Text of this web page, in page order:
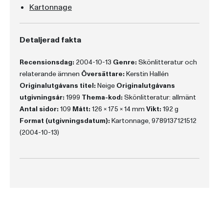
Kartonnage
Detaljerad fakta
Recensionsdag: 2004-10-13 Genre: Skönlitteratur och
relaterande ämnen Översättare: Kerstin Hallén
Originalutgåvans titel: Neige Originalutgåvans
utgivningsår: 1999 Thema-kod: Skönlitteratur: allmänt
Antal sidor: 109 Mått: 126 x 175 x 14 mm Vikt: 192 g
Format (utgivningsdatum): Kartonnage, 9789137121512
(2004-10-13)